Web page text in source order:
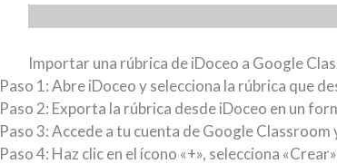
Importar una rúbrica de iDoceo a Google
Paso 1: Abre iDoceo y selecciona la rúbrica que
Paso 2: Exporta la rúbrica desde iDoceo en un
Paso 3: Accede a tu cuenta de Google
Paso 4: Haz clic en el ícono «+», selecciona